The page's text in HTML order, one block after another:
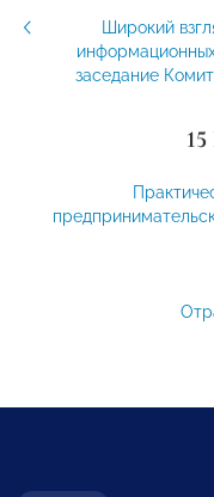
Широкий
заседание